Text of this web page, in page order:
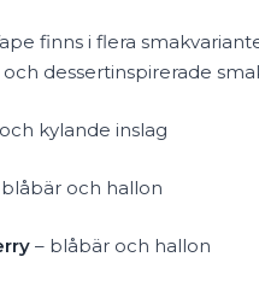
finns i flera
dessertinspirerade
kylande inslag
blåbär och hallon
– blåbär och hallon